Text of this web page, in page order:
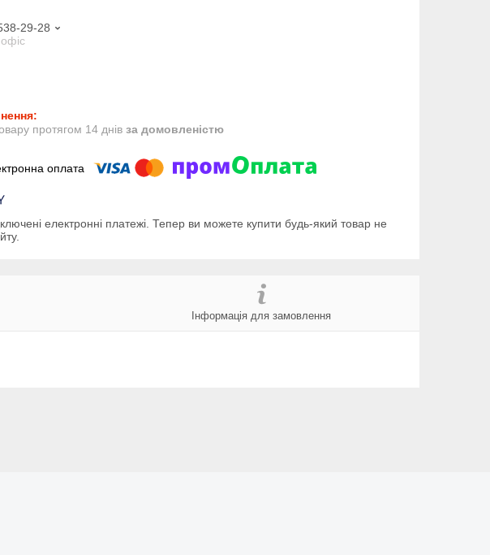
29-28
протягом 14 днів за домовленістю
електронні платежі. Тепер ви можете купити будь-який товар не
Інформація для замовлення